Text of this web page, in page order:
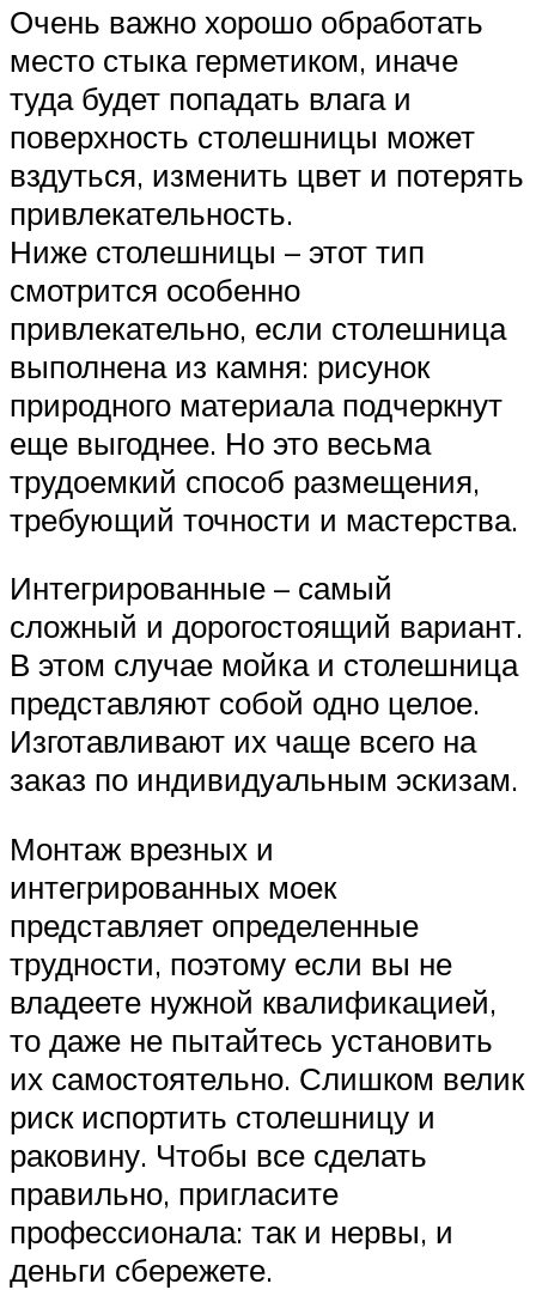
Очень важно хорошо обработать
место стыка герметиком, иначе
туда будет попадать влага и
поверхность столешницы может
вздуться, изменить цвет и потерять
привлекательность.
Ниже столешницы – этот тип
смотрится особенно
привлекательно, если столешница
выполнена из камня: рисунок
природного материала подчеркнут
еще выгоднее. Но это весьма
трудоемкий способ размещения,
требующий точности и мастерства.
Интегрированные – самый
сложный и дорогостоящий вариант.
В этом случае мойка и столешница
представляют собой одно целое.
Изготавливают их чаще всего на
заказ по индивидуальным эскизам.
Монтаж врезных и
интегрированных моек
представляет определенные
трудности, поэтому если вы не
владеете нужной квалификацией,
то даже не пытайтесь установить
их самостоятельно. Слишком велик
риск испортить столешницу и
раковину. Чтобы все сделать
правильно, пригласите
профессионала: так и нервы, и
деньги сбережете.